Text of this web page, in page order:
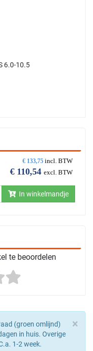
6.0-10.5
€ 133,75 incl. BTW
€ 110,54 excl. BTW
In winkelmandje
te beoordelen
×
(groen omlijnd)
in huis. Overige
1-2 week.